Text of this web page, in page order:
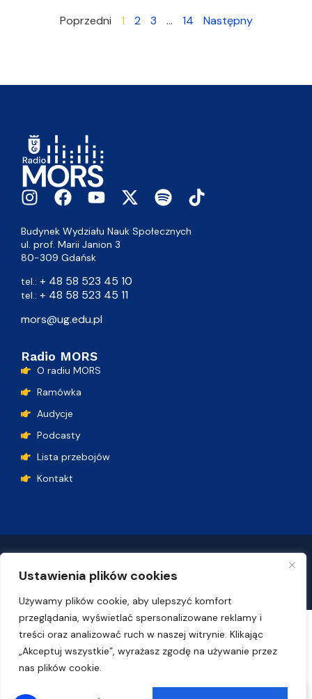
Ustawienia plików cookies
Używamy plików cookie, aby ulepszyć komfort
przeglądania, wyświetlać spersonalizowane reklamy i
treści oraz analizować ruch w naszej witrynie. Klikając
„Akceptuj wszystkie”, wyrażasz zgodę na używanie przez
nas plików cookie.
Poprzedni 1 2 3 … 14 Następny
Budynek Wydziału Nauk Społecznych
ul. prof. Marii Janion 3
80-309 Gdańsk
tel.: + 48 58 523 45 10
tel.: + 48 58 523 45 11
mors@ug.edu.pl
Radio MORS
O radiu MORS
Ramówka
Audycje
Podcasty
Lista przebojów
Kontakt
Polityka plików cookieDeklaracja dostępności